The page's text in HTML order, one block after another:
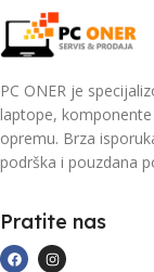
PC ONER je
laptope,
opremu. Brza
podrška i pouzdana
Pratite nas